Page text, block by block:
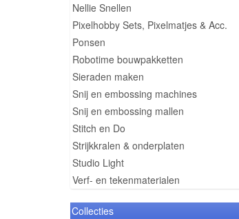
Nellie Snellen
Pixelhobby Sets, Pixelmatjes & Acc.
Ponsen
Robotime bouwpakketten
Sieraden maken
Snij en embossing machines
Snij en embossing mallen
Stitch en Do
Strijkkralen & onderplaten
Studio Light
Verf- en tekenmaterialen
Collecties